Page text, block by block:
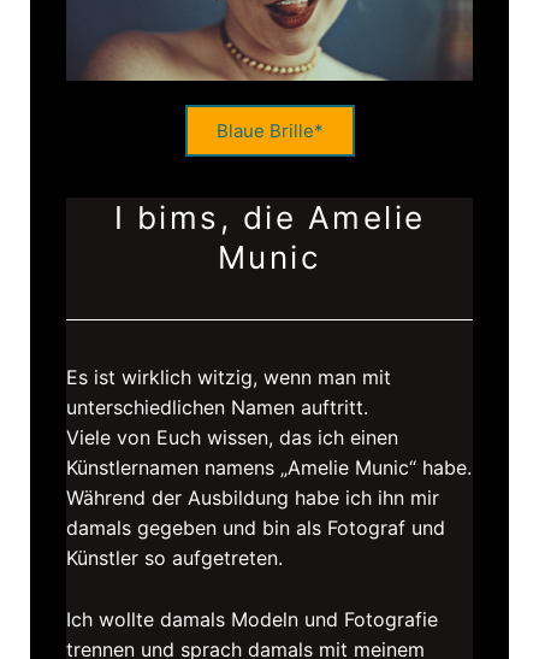
I bims, die Amelie
Munic
Es ist wirklich witzig, wenn man mit
unterschiedlichen Namen auftritt.
Viele von Euch wissen, das ich einen
Künstlernamen namens „Amelie Munic“ habe.
Während der Ausbildung habe ich ihn mir
damals gegeben und bin als Fotograf und
Künstler so aufgetreten.
Ich wollte damals Modeln und Fotografie
trennen und sprach damals mit meinem
Blaue Brille*